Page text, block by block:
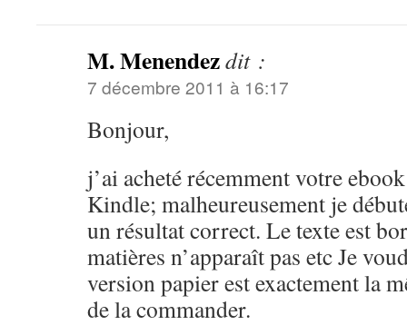
M. Menendezdit :
7 décembre 2011 à 16:17
Bonjour,
j’ai acheté récemment votre
Kindle; malheureusement je
un résultat correct. Le texte est
matières n’apparaît pas etc Je
version papier est exactement la
de la commander.